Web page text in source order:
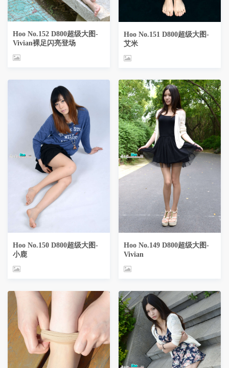
Hoo No.152 D800超级大图-
Vivian裸足闪亮登场
Hoo No.150 D800超级大图-
小鹿
Hoo No.151 D800超级大图-
艾米
Hoo No.149 D800超级大图-
Vivian